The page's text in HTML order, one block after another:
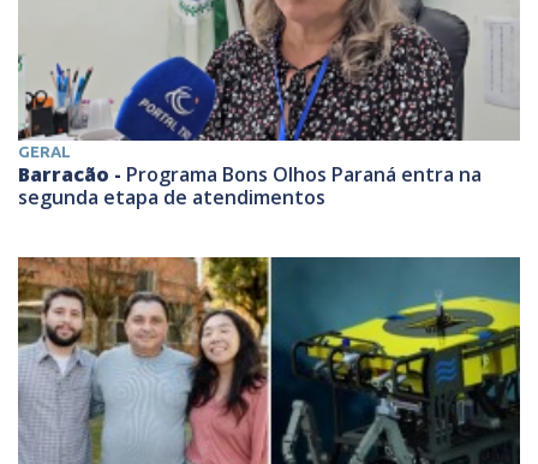
GERAL
Barracão - Programa Bons Olhos Paraná entra na
segunda etapa de atendimentos